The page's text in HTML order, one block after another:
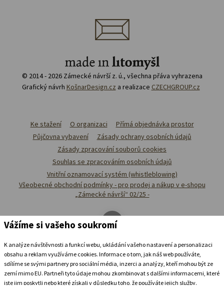
© 2014 - 2026 Zámecké návrší z. ú., všechna přáva vyhrazena
Grafický návrh KošnarDesign.cz a realizace CZECHGROUP.cz
Ke stažení O organizaci
Přímá objednávka prostor
Půjčovna vybavení
Zásady ochrany osobních údajů
Zásady zpracování souborů cookies
Souhlas se zpracováním osobních údajů
Vnitřní oznamovací systém (whistleblowing)
Všeobecné obchodní podmínky - pro prodej a nákup v e-shopu
„Zámecké návrší“ 02/25 -
Vážíme si vašeho soukromí
K analýze návštěvnosti a funkcí webu, ukládání vašeho nastavení a personalizaci
obsahu a reklam využíváme cookies. Informace o tom, jak náš web používáte,
sdílíme se svými partnery pro sociální média, inzerci a analýzy, kteří mohou být ze
zemí mimo EU. Partneři tyto údaje mohou zkombinovat s dalšími informacemi, které
jste jim poskytli nebo které získali v důsledku toho, že používáte jejich služby.